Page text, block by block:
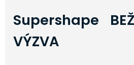
Supershape
VÝZVA